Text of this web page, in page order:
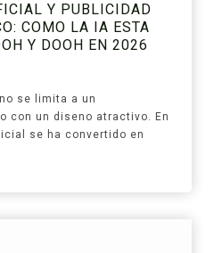
Y PUBLICIDAD
COMO LA IA ESTA
Y DOOH EN 2026
se limita a un
con un diseno atractivo. En
se ha convertido en